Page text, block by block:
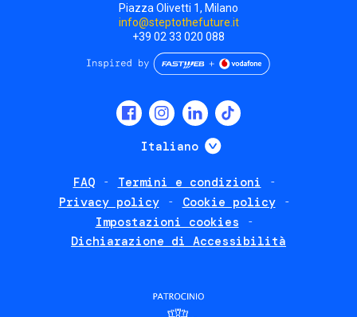
Piazza Olivetti 1, Milano
info@steptothefuture.it
+39 02 33 020 088
Italiano Mostra ulteriori
FAQ
Termini e condizioni
Privacy policy
Cookie policy
Impostazioni cookies
Dichiarazione di Accessibilità